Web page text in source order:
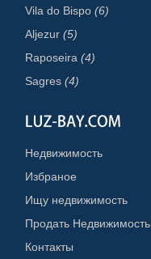
Vila do Bispo(6)
Aljezur(5)
Raposeira(4)
Sagres(4)
Недвижимость
Избраное
Ищу недвижимость
Продать Недвижимость
Контакты